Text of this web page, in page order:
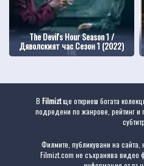
The Devil's Hour Season 1 /
Дяволският час Сезон 1 (2022)
В Filmiztще откриеш богата
подредени по жанрове, рейтинг
Филмите, публикувани на сайта,
Filmizt.com не съхранява видео